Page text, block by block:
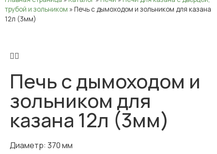
трубой и зольником » Печь с дымоходом и зольником для казана
12л (3мм)
Печь с дымоходом и
зольником для
казана 12л (3мм)
Диаметр: 370 мм